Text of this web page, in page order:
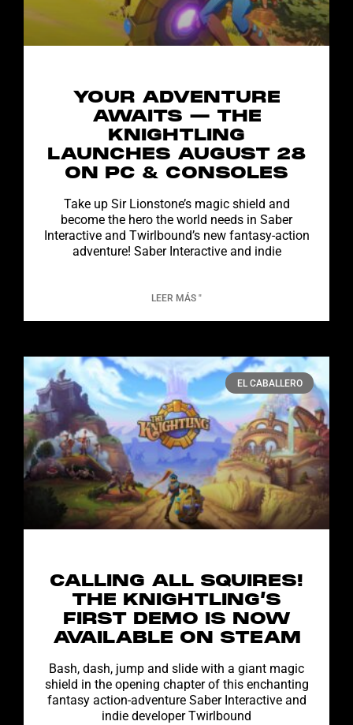
YOUR ADVENTURE
AWAITS — THE
KNIGHTLING
LAUNCHES AUGUST 28
ON PC & CONSOLES
Take up Sir Lionstone’s magic shield and
become the hero the world needs in Saber
Interactive and Twirlbound’s new fantasy-action
adventure! Saber Interactive and indie
LEER MÁS "
EL CABALLERO
CALLING ALL SQUIRES!
THE KNIGHTLING’S
FIRST DEMO IS NOW
AVAILABLE ON STEAM
Bash, dash, jump and slide with a giant magic
shield in the opening chapter of this enchanting
fantasy action-adventure Saber Interactive and
indie developer Twirlbound